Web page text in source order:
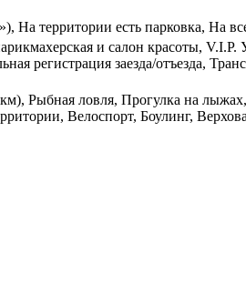
территории есть парковка, На
и салон красоты,
регистрация заезда/отъезда,
Рыбная ловля, Прогулка на
Велоспорт, Боулинг,